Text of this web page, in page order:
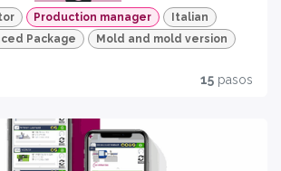
e versione stampo
Production manager
Italian
Package Mold and mold version
15 pasos